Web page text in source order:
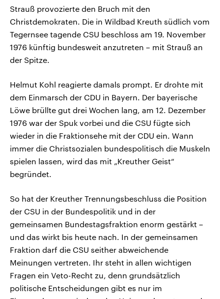
Strauß provozierte den Bruch mit den
Christdemokraten. Die in Wildbad Kreuth südlich vom
Tegernsee tagende CSU beschloss am 19. November
1976 künftig bundesweit anzutreten – mit Strauß an
der Spitze.
Helmut Kohl reagierte damals prompt. Er drohte mit
dem Einmarsch der CDU in Bayern. Der bayerische
Löwe brüllte gut drei Wochen lang, am 12. Dezember
1976 war der Spuk vorbei und die CSU fügte sich
wieder in die Fraktionsehe mit der CDU ein. Wann
immer die Christsozialen bundespolitisch die Muskeln
spielen lassen, wird das mit „Kreuther Geist“
begründet.
So hat der Kreuther Trennungsbeschluss die Position
der CSU in der Bundespolitik und in der
gemeinsamen Bundestagsfraktion enorm gestärkt –
und das wirkt bis heute nach. In der gemeinsamen
Fraktion darf die CSU seither abweichende
Meinungen vertreten. Ihr steht in allen wichtigen
Fragen ein Veto-Recht zu, denn grundsätzlich
politische Entscheidungen gibt es nur im